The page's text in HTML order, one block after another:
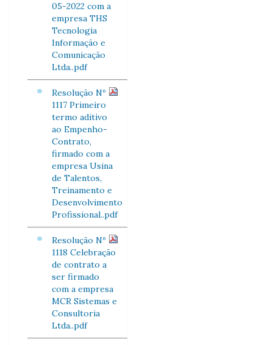
05-2022 com a
empresa THS
Tecnologia
Informação e
Comunicação
Ltda..pdf
Resolução Nº
1117 Primeiro
termo aditivo
ao Empenho-
Contrato,
firmado com a
empresa Usina
de Talentos,
Treinamento e
Desenvolvimento
Profissional..pdf
Resolução Nº
1118 Celebração
de contrato a
ser firmado
com a empresa
MCR Sistemas e
Consultoria
Ltda..pdf